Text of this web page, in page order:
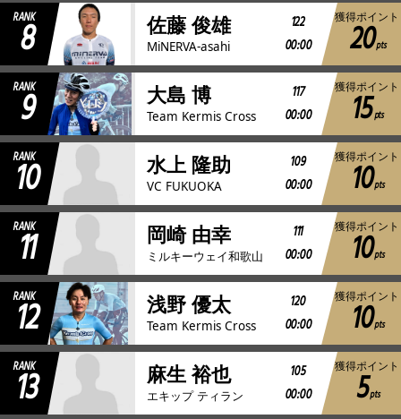
RANK
8 佐藤 俊雄
MiNERVA-asahi
122
00:00
獲得ポイント
20pts
RANK
9 大島 博
Team Kermis Cross
117
00:00
獲得ポイント
15pts
RANK
10 水上 隆助
VC FUKUOKA
109
00:00
獲得ポイント
10pts
RANK
11 岡崎 由幸
ミルキーウェイ和歌山
111
00:00
獲得ポイント
10pts
RANK
12 浅野 優太
Team Kermis Cross
120
00:00
獲得ポイント
10pts
RANK
13 麻生 裕也
エキップ ティラン
105
00:00
獲得ポイント
5pts